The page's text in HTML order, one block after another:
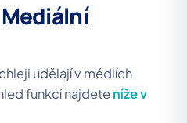
udělají v médiích
funkcí najdeteníže v